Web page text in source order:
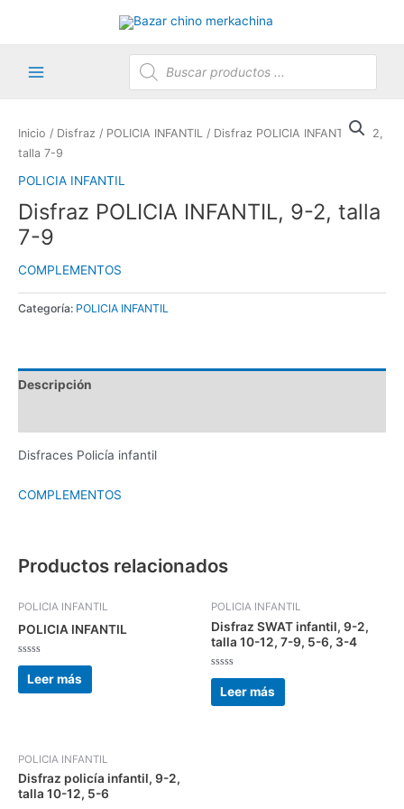
Búsqueda
de
productos
Inicio / Disfraz / POLICIA INFANTIL / Disfraz POLICIA INFANTIL, 9-2,
talla 7-9
POLICIA INFANTIL
Disfraz POLICIA INFANTIL, 9-2, talla
7-9
COMPLEMENTOS
Categoría: POLICIA INFANTIL
Descripción
Disfraces Policía infantil
COMPLEMENTOS
Productos relacionados
POLICIA INFANTIL
POLICIA INFANTIL
Valorado
con
de
Leer más
POLICIA INFANTIL
Disfraz SWAT infantil, 9-2,
talla 10-12, 7-9, 5-6, 3-4
Valorado
con
de
Leer más
POLICIA INFANTIL
Disfraz policía infantil, 9-2,
talla 10-12, 5-6